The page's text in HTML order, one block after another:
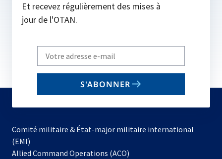
Et recevez régulièrement des mises à
jour de l'OTAN.
Write
your
email
S'ABONNER
Comité militaire & État-major militaire international
(EMI)
Allied Command Operations (ACO)